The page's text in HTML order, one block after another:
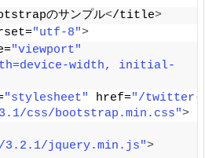
のサンプル</title>
"utf-8">
"viewport"
width, initial-
"stylesheet" href="/twitter-
css/bootstrap.min.css">
3.2.1/jquery.min.js">